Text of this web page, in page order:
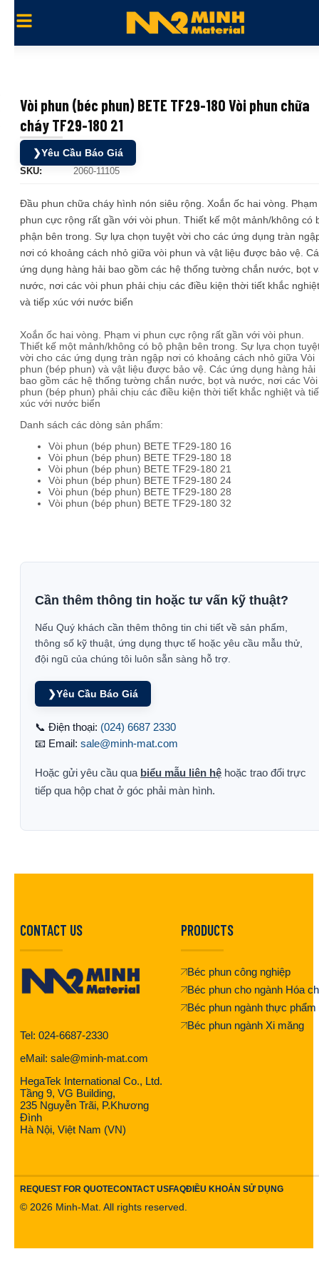
Vòi phun (béc phun) BETE TF29-180 Vòi phun chữa
cháy TF29-180 21
❯Yêu Cầu Báo Giá
SKU: 2060-11105
Đầu phun chữa cháy hình nón siêu rộng. Xoắn ốc hai vòng.
phun cực rộng rất gần với vòi phun. Thiết kế một mảnh/không có
phận bên trong. Sự lựa chọn tuyệt vời cho các ứng dụng tràn
nơi có khoảng cách nhỏ giữa vòi phun và vật liệu được bảo vệ.
ứng dụng hàng hải bao gồm các hệ thống tường chắn nước, bọt
nước, nơi các vòi phun phải chịu các điều kiện thời tiết khắc nghiệt
và tiếp xúc với nước biển
Xoắn ốc hai vòng. Phạm vi phun cực rộng rất gần với vòi phun.
Thiết kế một mảnh/không có bộ phận bên trong. Sự lựa chọn
vời cho các ứng dụng tràn ngập nơi có khoảng cách nhỏ giữa Vòi
phun (bép phun) và vật liệu được bảo vệ. Các ứng dụng hàng hải
bao gồm các hệ thống tường chắn nước, bọt và nước, nơi các Vòi
phun (bép phun) phải chịu các điều kiện thời tiết khắc nghiệt và
xúc với nước biển
Danh sách các dòng sản phẩm:
Vòi phun (bép phun) BETE TF29-180 16
Vòi phun (bép phun) BETE TF29-180 18
Vòi phun (bép phun) BETE TF29-180 21
Vòi phun (bép phun) BETE TF29-180 24
Vòi phun (bép phun) BETE TF29-180 28
Vòi phun (bép phun) BETE TF29-180 32
Cần thêm thông tin hoặc tư vấn kỹ thuật?
Nếu Quý khách cần thêm thông tin chi tiết về sản phẩm,
thông số kỹ thuật, ứng dụng thực tế hoặc yêu cầu mẫu thử,
đội ngũ của chúng tôi luôn sẵn sàng hỗ trợ.
❯Yêu Cầu Báo Giá
📞 Điện thoại: (024) 6687 2330
📧 Email: sale@minh-mat.com
Hoặc gửi yêu cầu qua biểu mẫu liên hệ hoặc trao đổi trực
tiếp qua hộp chat ở góc phải màn hình.
CONTACT US
Tel: 024-6687-2330
eMail: sale@minh-mat.com
HegaTek International Co., Ltd.
Tầng 9, VG Building,
235 Nguyễn Trãi, P.Khương
Đình
Hà Nội, Việt Nam (VN)
PRODUCTS
Béc phun công nghiệp
Béc phun cho ngành Hóa
Béc phun ngành thực phẩm
Béc phun ngành Xi măng
REQUEST FOR QUOTECONTACT USFAQĐIỀU KHOẢN SỬ DỤNG
© 2026 Minh-Mat. All rights reserved.